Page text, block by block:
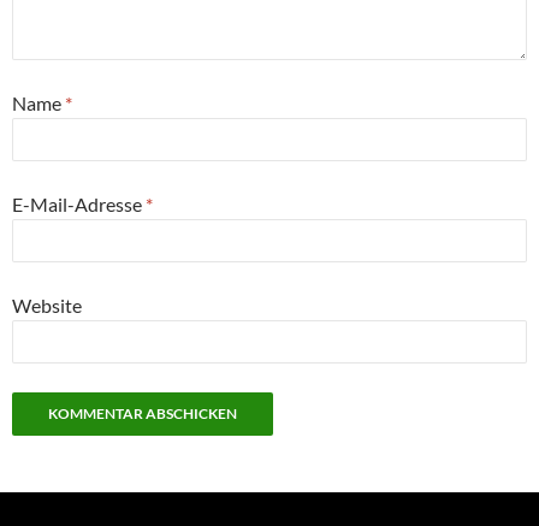
Name *
E-Mail-Adresse *
Website